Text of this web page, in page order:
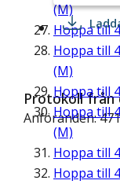
(M)
Hoppa till
Hoppa till
(M)
Hoppa till
Hoppa till
(M)
Hoppa till
Hoppa till
Protokoll
Anföranden: 471